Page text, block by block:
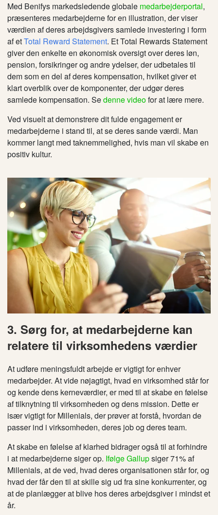
Med Benifys markedsledende globale medarbejderportal,
præsenteres medarbejderne for en illustration, der viser
værdien af ​​deres arbejdsgivers samlede investering i form
af etTotal Reward Statement. Et Total Rewards Statement
giver den enkelte en økonomisk oversigt over deres løn,
pension, forsikringer og andre ydelser, der udbetales til
dem som en del af deres kompensation, hvilket giver et
klart overblik over de komponenter, der udgør deres
samlede kompensation. Sedenne videofor at lære mere.
Ved visuelt at demonstrere dit fulde engagement er
medarbejderne i stand til, at se deres sande værdi. Man
kommer langt med taknemmelighed, hvis man vil skabe en
positiv kultur.
3. Sørg for, at medarbejderne kan
relatere til virksomhedens værdier
At udføre meningsfuldt arbejde er vigtigt for enhver
medarbejder. At vide nøjagtigt, hvad en virksomhed står for
og kende dens kerneværdier, er med til at skabe en følelse
af tilknytning til virksomheden og dens mission. Dette er
især vigtigt for Millenials, der prøver at forstå, hvordan de
passer ind i virksomheden, deres job og deres team.
At skabe en følelse af klarhed bidrager også til at forhindre
i at medarbejderne siger op. Ifølge Gallupsiger 71% af
Millenials, at de ved, hvad deres organisationen står for, og
hvad der får den til at skille sig ud fra sine konkurrenter, og
at de planlægger at blive hos deres arbejdsgiver i mindst et
år.